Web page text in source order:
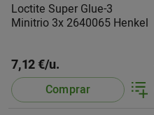
Loctite Super Glue-3
Minitrio 3x 2640065 Henkel
7,12 €/u.
Comprar